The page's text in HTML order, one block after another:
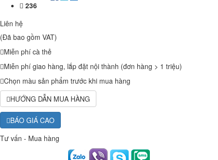
236
Liên hệ
(Đã bao gồm VAT)
Miễn phí cà thẻ
Miễn phí giao hàng, lắp đặt nội thành (đơn hàng > 1 triệu)
Chọn màu sản phẩm trước khi mua hàng
HƯỚNG DẪN MUA HÀNG
BÁO GIÁ CAO
Tư vấn - Mua hàng